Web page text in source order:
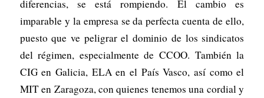
diferencias, se está rompiendo. El cambio es
imparable y la empresa se da perfecta cuenta de ello,
puesto que ve peligrar el dominio de los sindicatos
del régimen, especialmente de CCOO. También la
CIG en Galicia, ELA en el País Vasco, así como el
MIT en Zaragoza, con quienes tenemos una cordial y